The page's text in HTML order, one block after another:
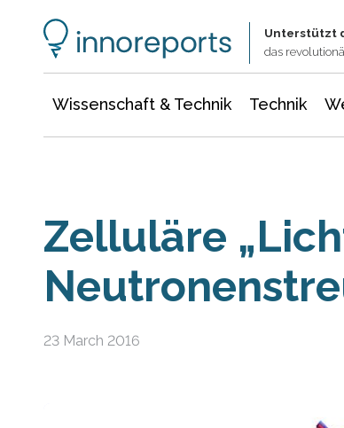
Unterstützt
das
Wissenschaft & Technik Technik
Zelluläre
23 March 2016